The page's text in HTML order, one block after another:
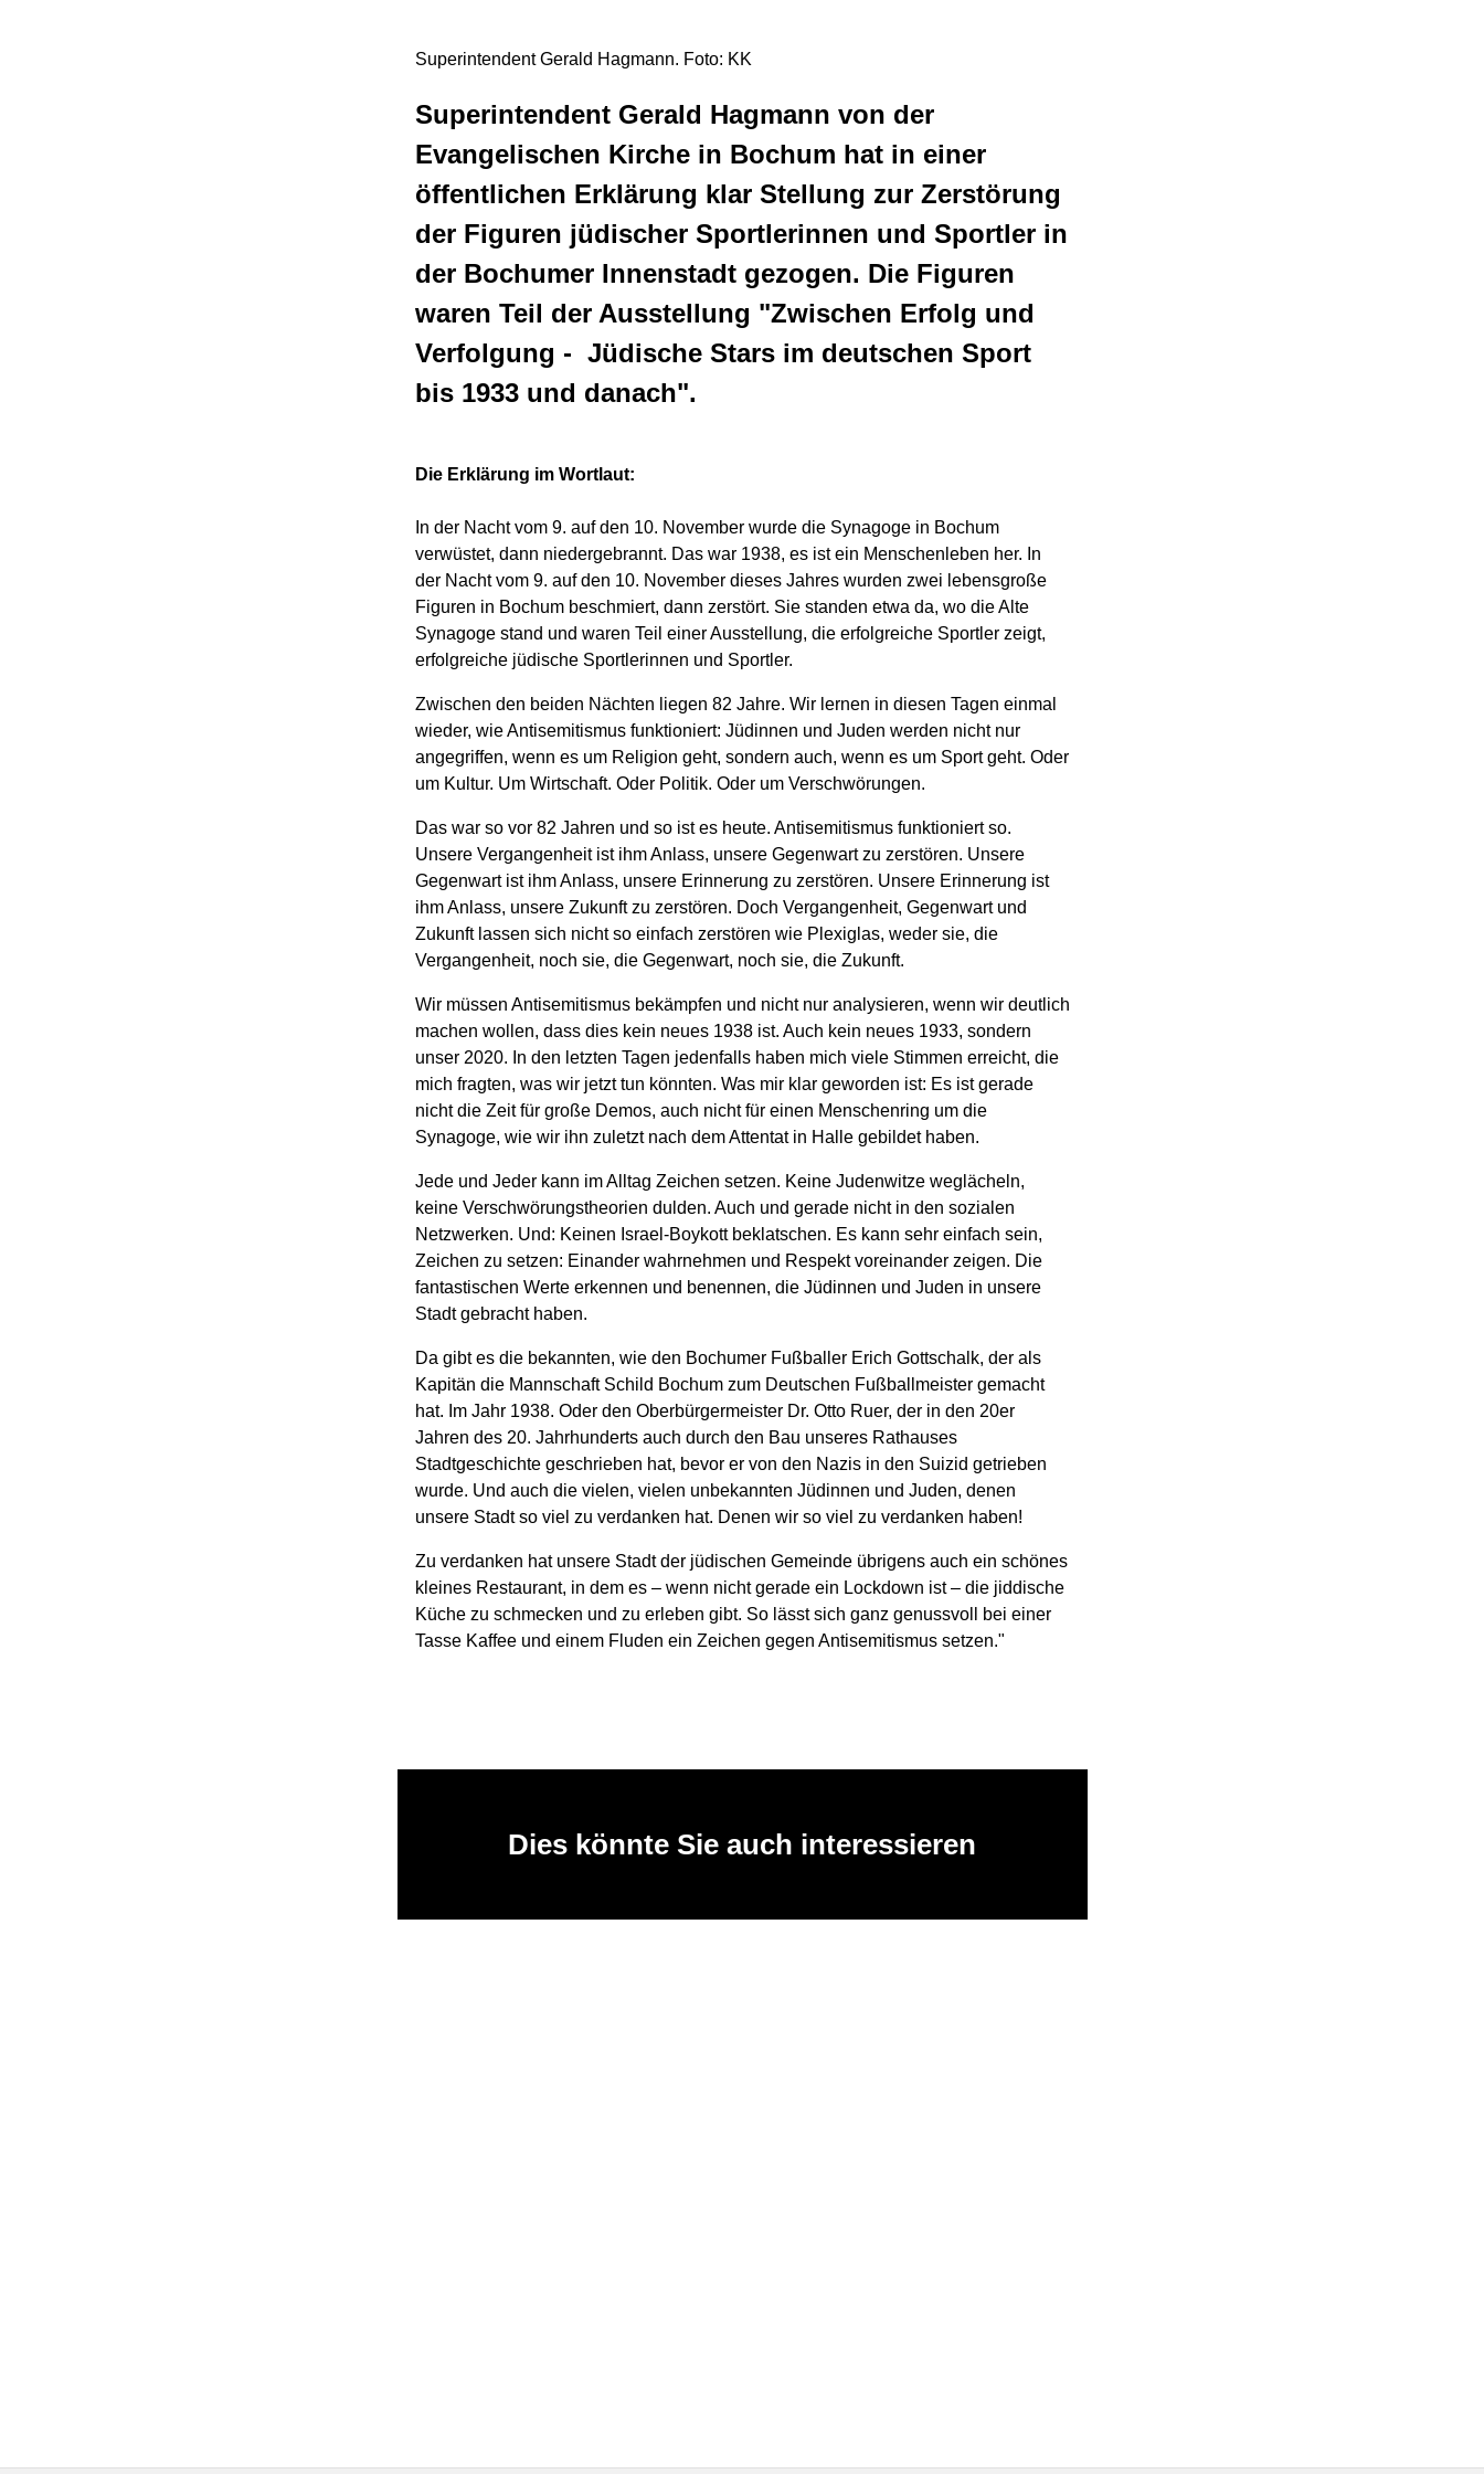
Superintendent Gerald Hagmann. Foto: KK
Superintendent Gerald Hagmann von der
Evangelischen Kirche in Bochum hat in einer
öffentlichen Erklärung klar Stellung zur Zerstörung
der Figuren jüdischer Sportlerinnen und Sportler in
der Bochumer Innenstadt gezogen. Die Figuren
waren Teil der Ausstellung "Zwischen Erfolg und
Verfolgung - Jüdische Stars im deutschen Sport
bis 1933 und danach".
Die Erklärung im Wortlaut:
In der Nacht vom 9. auf den 10. November wurde die Synagoge in Bochum
verwüstet, dann niedergebrannt. Das war 1938, es ist ein Menschenleben her. In
der Nacht vom 9. auf den 10. November dieses Jahres wurden zwei lebensgroße
Figuren in Bochum beschmiert, dann zerstört. Sie standen etwa da, wo die Alte
Synagoge stand und waren Teil einer Ausstellung, die erfolgreiche Sportler zeigt,
erfolgreiche jüdische Sportlerinnen und Sportler.
Zwischen den beiden Nächten liegen 82 Jahre. Wir lernen in diesen Tagen einmal
wieder, wie Antisemitismus funktioniert: Jüdinnen und Juden werden nicht nur
angegriffen, wenn es um Religion geht, sondern auch, wenn es um Sport geht. Oder
um Kultur. Um Wirtschaft. Oder Politik. Oder um Verschwörungen.
Das war so vor 82 Jahren und so ist es heute. Antisemitismus funktioniert so.
Unsere Vergangenheit ist ihm Anlass, unsere Gegenwart zu zerstören. Unsere
Gegenwart ist ihm Anlass, unsere Erinnerung zu zerstören. Unsere Erinnerung ist
ihm Anlass, unsere Zukunft zu zerstören. Doch Vergangenheit, Gegenwart und
Zukunft lassen sich nicht so einfach zerstören wie Plexiglas, weder sie, die
Vergangenheit, noch sie, die Gegenwart, noch sie, die Zukunft.
Wir müssen Antisemitismus bekämpfen und nicht nur analysieren, wenn wir deutlich
machen wollen, dass dies kein neues 1938 ist. Auch kein neues 1933, sondern
unser 2020. In den letzten Tagen jedenfalls haben mich viele Stimmen erreicht, die
mich fragten, was wir jetzt tun könnten. Was mir klar geworden ist: Es ist gerade
nicht die Zeit für große Demos, auch nicht für einen Menschenring um die
Synagoge, wie wir ihn zuletzt nach dem Attentat in Halle gebildet haben.
Jede und Jeder kann im Alltag Zeichen setzen. Keine Judenwitze weglächeln,
keine Verschwörungstheorien dulden. Auch und gerade nicht in den sozialen
Netzwerken. Und: Keinen Israel-Boykott beklatschen. Es kann sehr einfach sein,
Zeichen zu setzen: Einander wahrnehmen und Respekt voreinander zeigen. Die
fantastischen Werte erkennen und benennen, die Jüdinnen und Juden in unsere
Stadt gebracht haben.
Da gibt es die bekannten, wie den Bochumer Fußballer Erich Gottschalk, der als
Kapitän die Mannschaft Schild Bochum zum Deutschen Fußballmeister gemacht
hat. Im Jahr 1938. Oder den Oberbürgermeister Dr. Otto Ruer, der in den 20er
Jahren des 20. Jahrhunderts auch durch den Bau unseres Rathauses
Stadtgeschichte geschrieben hat, bevor er von den Nazis in den Suizid getrieben
wurde. Und auch die vielen, vielen unbekannten Jüdinnen und Juden, denen
unsere Stadt so viel zu verdanken hat. Denen wir so viel zu verdanken haben!
Zu verdanken hat unsere Stadt der jüdischen Gemeinde übrigens auch ein schönes
kleines Restaurant, in dem es – wenn nicht gerade ein Lockdown ist – die jiddische
Küche zu schmecken und zu erleben gibt. So lässt sich ganz genussvoll bei einer
Tasse Kaffee und einem Fluden ein Zeichen gegen Antisemitismus setzen."
Dies könnte Sie auch interessieren